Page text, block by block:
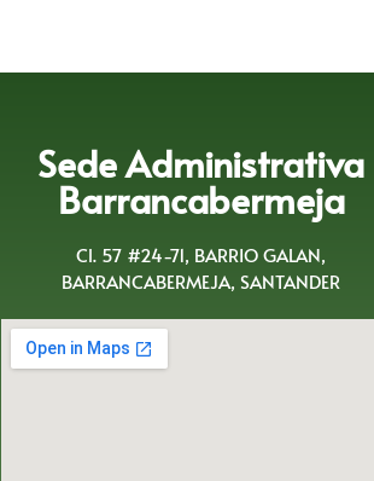
Sede Administrativa
Barrancabermeja
Cl. 57 #24-71, BARRIO GALAN,
BARRANCABERMEJA, SANTANDER